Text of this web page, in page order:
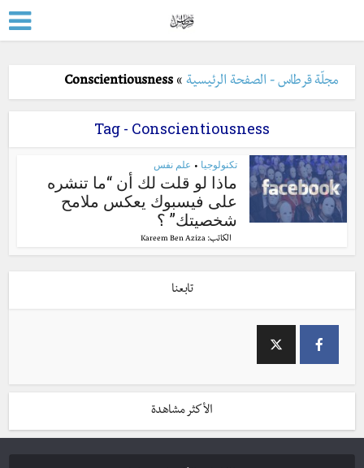
مجلّة قرطاس - الصفحة الرئيسية »
Conscientiousness
Tag - Conscientiousness
تكنولوجيا • علم نفس
ماذا لو قلت لك أن “ما تنشره
على فيسبوك يعكس ملامح
شخصيتك” ؟
الكاتب: Kareem Ben Aziza
تابعنا
الأكثر مشاهدة